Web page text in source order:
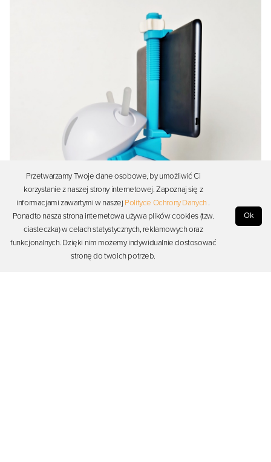
Przetwarzamy Twoje dane osobowe, by umożliwić Ci
korzystanie z naszej strony internetowej. Zapoznaj się z
informacjami zawartymi w naszej Polityce Ochrony Danych .
Ponadto nasza strona internetowa używa plików cookies (tzw.
ciasteczka) w celach statystycznych, reklamowych oraz
funkcjonalnych. Dzięki nim możemy indywidualnie dostosować
stronę do twoich potrzeb.
Ok